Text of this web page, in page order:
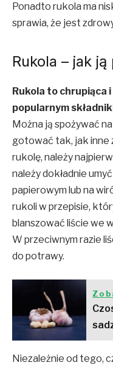
Ponadto rukola ma
sprawia, że jest
Rukola – jak
Rukola to chrupiąca
popularnym
Można ją spożywać
gotować tak, jak inne
rukolę, należy
należy dokładnie
papierowym lub na
rukoli w przepisie,
blanszować liście we
W przeciwnym razie
do potrawy.
Niezależnie od tego,